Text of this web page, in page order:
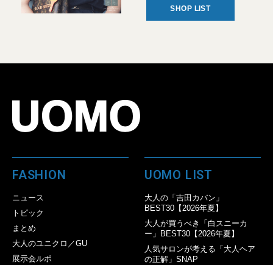
SHOP LIST
FASHION
ニュース
トピック
まとめ
大人のユニクロ／GU
展示会ルポ
UOMO LIST
大人の「吉田カバン」
BEST30【2026年夏】
大人が買うべき「白スニーカ
ー」BEST30【2026年夏】
人気サロンが考える「大人ヘア
の正解」SNAP